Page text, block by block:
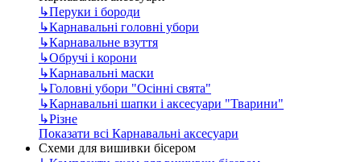
↳Перуки і бороди
↳Карнавальні головні убори
↳Карнавальне взуття
↳Обручі і корони
↳Карнавальні маски
↳Головні убори "Осінні свята"
↳Карнавальні шапки і аксесуари "Тварини"
↳Різне
Показати всі Карнавальні аксесуари
Схеми для вишивки бісером